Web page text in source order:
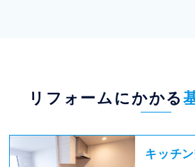
リフォームにかかる
キッチ